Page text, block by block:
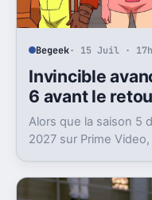
Begeek· 15 Juil ·
Invincible
6 avant le
Alors que la saison 5
2027 sur Prime